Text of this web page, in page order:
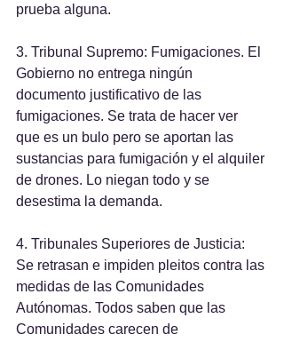
prueba alguna.
3. Tribunal Supremo: Fumigaciones. El
Gobierno no entrega ningún
documento justificativo de las
fumigaciones. Se trata de hacer ver
que es un bulo pero se aportan las
sustancias para fumigación y el alquiler
de drones. Lo niegan todo y se
desestima la demanda.
4. Tribunales Superiores de Justicia:
Se retrasan e impiden pleitos contra las
medidas de las Comunidades
Autónomas. Todos saben que las
Comunidades carecen de